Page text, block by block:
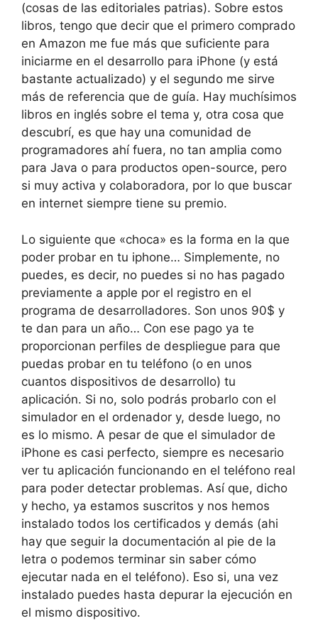
(cosas de las editoriales patrias). Sobre estos
libros, tengo que decir que el primero comprado
en Amazon me fue más que suficiente para
iniciarme en el desarrollo para iPhone (y está
bastante actualizado) y el segundo me sirve
más de referencia que de guía. Hay muchísimos
libros en inglés sobre el tema y, otra cosa que
descubrí, es que hay una comunidad de
programadores ahí fuera, no tan amplia como
para Java o para productos open-source, pero
si muy activa y colaboradora, por lo que buscar
en internet siempre tiene su premio.
Lo siguiente que «choca» es la forma en la que
poder probar en tu iphone… Simplemente, no
puedes, es decir, no puedes si no has pagado
previamente a apple por el registro en el
programa de desarrolladores. Son unos 90$ y
te dan para un año… Con ese pago ya te
proporcionan perfiles de despliegue para que
puedas probar en tu teléfono (o en unos
cuantos dispositivos de desarrollo) tu
aplicación. Si no, solo podrás probarlo con el
simulador en el ordenador y, desde luego, no
es lo mismo. A pesar de que el simulador de
iPhone es casi perfecto, siempre es necesario
ver tu aplicación funcionando en el teléfono real
para poder detectar problemas. Así que, dicho
y hecho, ya estamos suscritos y nos hemos
instalado todos los certificados y demás (ahi
hay que seguir la documentación al pie de la
letra o podemos terminar sin saber cómo
ejecutar nada en el teléfono). Eso si, una vez
instalado puedes hasta depurar la ejecución en
el mismo dispositivo.